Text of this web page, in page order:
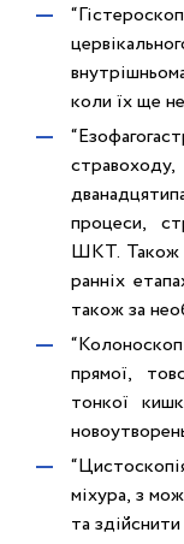
коли їх ще
процеси,
ШКТ. Також
ранніх
також за
прямої,
тонкої
міхура, з
та